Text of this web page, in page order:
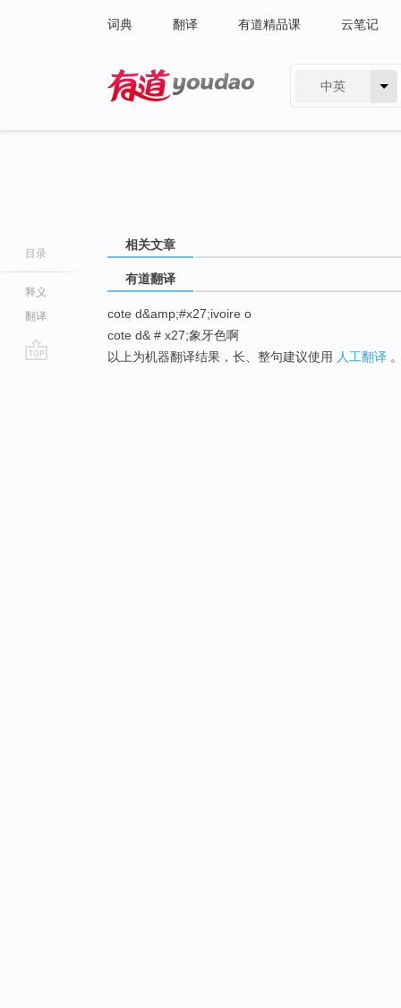
词典 翻译 有道精品课 云笔记
中英
目录
释义
翻译
相关文章
有道翻译
cote d&amp;#x27;ivoire o
cote d& # x27;象牙色啊
以上为机器翻译结果，长、整句建议使用 人工翻译